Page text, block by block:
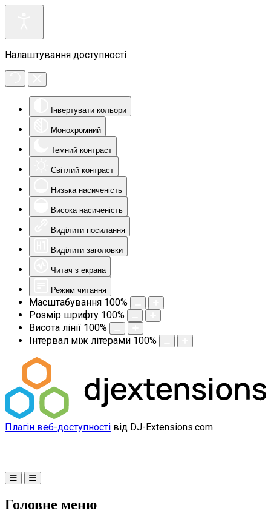
Налаштування доступності
Інвертувати кольори
Монохромний
Темний контраст
Світлий контраст
Низька насиченість
Висока насиченість
Виділити посилання
Виділити заголовки
Читач з екрана
Режим читання
Масштабування 100%
Розмір шрифту 100%
Висота лінії 100%
Інтервал між літерами 100%
Плагін веб-доступності від DJ-Extensions.com
Головне меню